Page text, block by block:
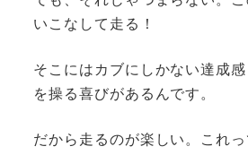
いこなして走る！
そこにはカブにしかない達成
を操る喜びがあるんです。
だから走るのが楽しい。これ